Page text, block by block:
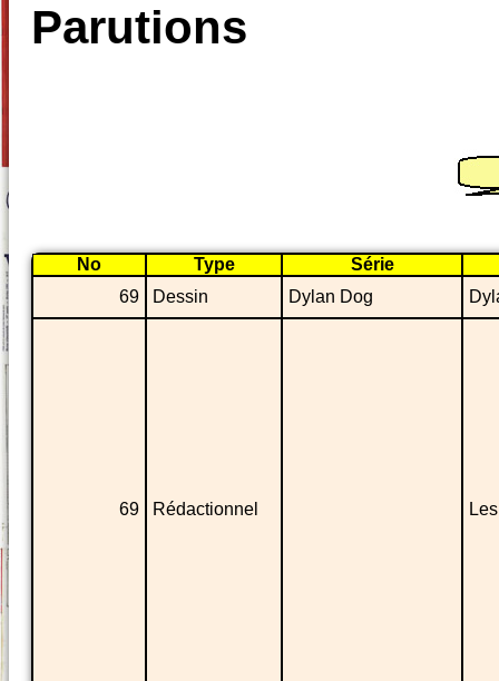
Parutions
No Type
Série
69
Dessin Dylan Dog
69 Rédactionnel